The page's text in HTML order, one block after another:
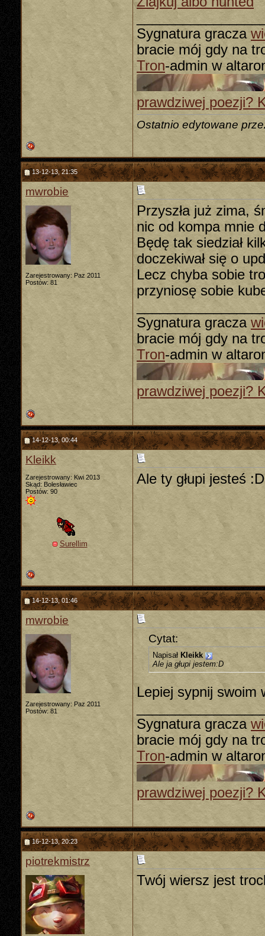
Sygnatura gracza
bracie mój gdy na
Tron-admin w
prawdziwej poezji?
Ostatnio edytowane
13-12-13, 21:35
mwrobie
Zarejestrowany: Paz 2011
Postów: 81
Przyszła już zima,
nic od kompa mnie
Będę tak siedział
doczekiwał się o
Lecz chyba sobie
przyniosę sobie
Sygnatura gracza
bracie mój gdy na
Tron-admin w
prawdziwej poezji?
14-12-13, 00:44
Kleikk
Zarejestrowany: Kwi 2013
Skąd: Bolesławiec
Postów: 90
Surellim
Ale ty głupi jesteś :D
14-12-13, 01:46
mwrobie
Zarejestrowany: Paz 2011
Postów: 81
Cytat:
Napisał Kleikk
Ale ja głupi jestem:D
Lepiej sypnij swoim
Sygnatura gracza
bracie mój gdy na
Tron-admin w
prawdziwej poezji?
16-12-13, 20:23
piotrekmistrz
Twój wiersz jest